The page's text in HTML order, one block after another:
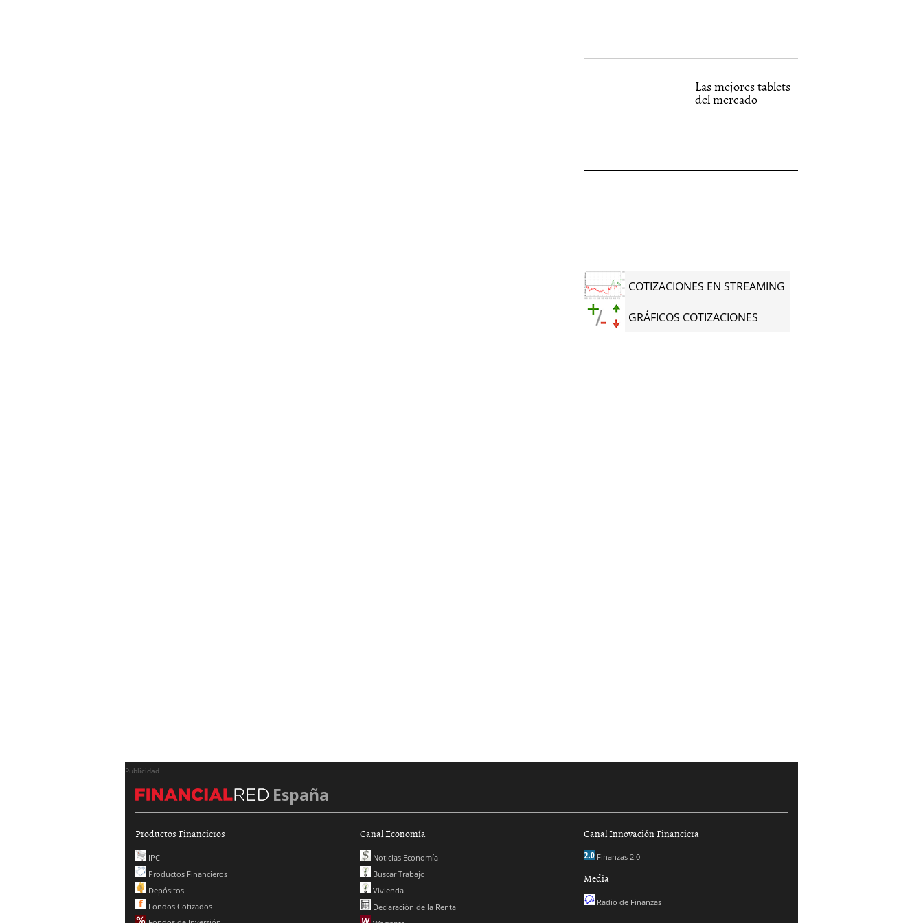
Las mejores tablets
del mercado
COTIZACIONES EN STREAMING
GRÁFICOS COTIZACIONES
Publicidad
España
Productos Financieros
IPC
Productos Financieros
Depósitos
Fondos Cotizados
Canal Economía
Noticias Economía
Buscar Trabajo
Vivienda
Declaración de la Renta
Canal Innovación Financiera
Finanzas 2.0
Media
Radio de Finanzas